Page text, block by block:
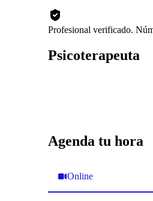
Profesional verificado.
Psicoterapeuta
Agenda tu hora
Online